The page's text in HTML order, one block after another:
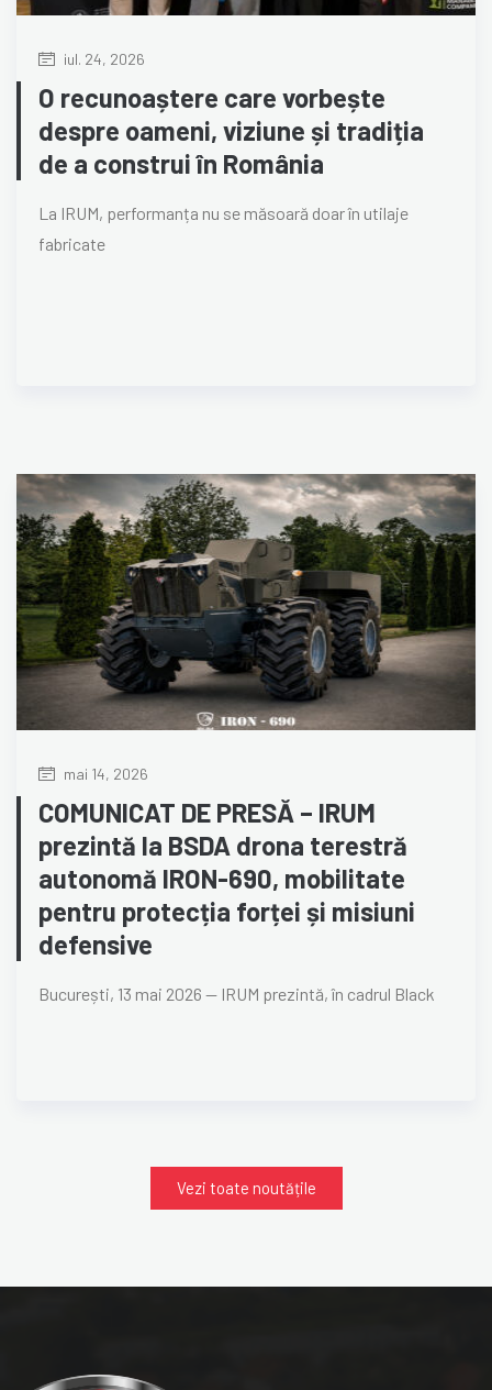
iul. 24, 2026
O recunoaștere care vorbește
despre oameni, viziune și tradiția
de a construi în România
La IRUM, performanța nu se măsoară doar în utilaje
fabricate
mai 14, 2026
COMUNICAT DE PRESĂ – IRUM
prezintă la BSDA drona terestră
autonomă IRON-690, mobilitate
pentru protecția forței și misiuni
defensive
București, 13 mai 2026 — IRUM prezintă, în cadrul Black
Vezi toate noutățile